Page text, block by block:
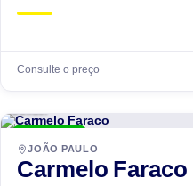
Consulte o preço
JOÃO PAULO
Carmelo Faraco